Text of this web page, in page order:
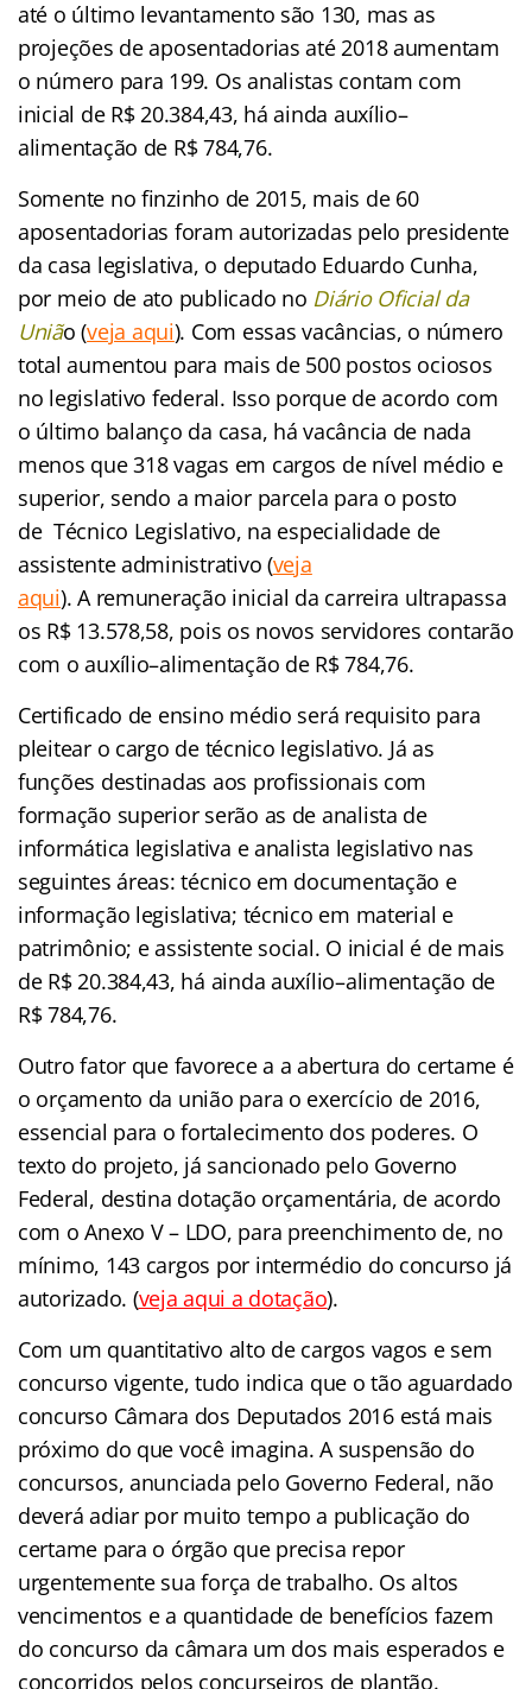
até o último levantamento são 130, mas as
projeções de aposentadorias até 2018 aumentam
o número para 199. Os analistas contam com
inicial de R$ 20.384,43, há ainda auxílio–
alimentação de R$ 784,76.
Somente no finzinho de 2015, mais de 60
aposentadorias foram autorizadas pelo presidente
da casa legislativa, o deputado Eduardo Cunha,
por meio de ato publicado no Diário Oficial da
União (veja aqui). Com essas vacâncias, o número
total aumentou para mais de 500 postos ociosos
no legislativo federal. Isso porque de acordo com
o último balanço da casa, há vacância de nada
menos que 318 vagas em cargos de nível médio e
superior, sendo a maior parcela para o posto
de Técnico Legislativo, na especialidade de
assistente administrativo (veja
aqui). A remuneração inicial da carreira ultrapassa
os R$ 13.578,58, pois os novos servidores contarão
com o auxílio–alimentação de R$ 784,76.
Certificado de ensino médio será requisito para
pleitear o cargo de técnico legislativo. Já as
funções destinadas aos profissionais com
formação superior serão as de analista de
informática legislativa e analista legislativo nas
seguintes áreas: técnico em documentação e
informação legislativa; técnico em material e
patrimônio; e assistente social. O inicial é de mais
de R$ 20.384,43, há ainda auxílio–alimentação de
R$ 784,76.
Outro fator que favorece a a abertura do certame é
o orçamento da união para o exercício de 2016,
essencial para o fortalecimento dos poderes. O
texto do projeto, já sancionado pelo Governo
Federal, destina dotação orçamentária, de acordo
com o Anexo V – LDO, para preenchimento de, no
mínimo, 143 cargos por intermédio do concurso já
autorizado. (veja aqui a dotação).
Com um quantitativo alto de cargos vagos e sem
concurso vigente, tudo indica que o tão aguardado
concurso Câmara dos Deputados 2016 está mais
próximo do que você imagina. A suspensão do
concursos, anunciada pelo Governo Federal, não
deverá adiar por muito tempo a publicação do
certame para o órgão que precisa repor
urgentemente sua força de trabalho. Os altos
vencimentos e a quantidade de benefícios fazem
do concurso da câmara um dos mais esperados e
concorridos pelos concurseiros de plantão.